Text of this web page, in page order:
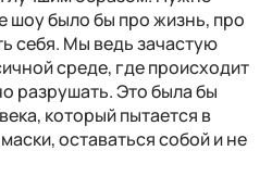
шоу было бы про жизнь, про
себя. Мы ведь зачастую
среде, где происходит
разрушать. Это была бы
который пытается в
оставаться собой и не